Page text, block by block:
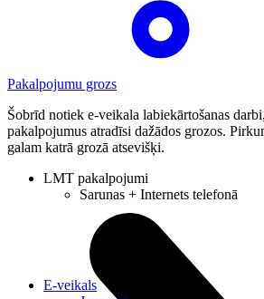
Pakalpojumu grozs
Šobrīd notiek e-veikala labiekārtošanas
pakalpojumus atradīsi dažādos grozos.
galam katrā grozā atsevišķi.
LMT pakalpojumi
Sarunas + Internets telefonā
E-veikals